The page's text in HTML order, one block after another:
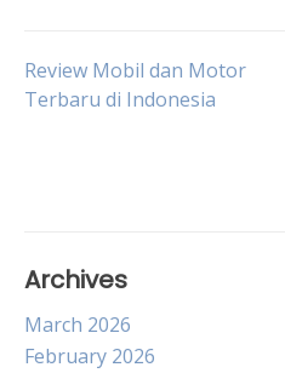
Post
Review Mobil dan Motor
Terbaru di Indonesia
Archives
March 2026
February 2026